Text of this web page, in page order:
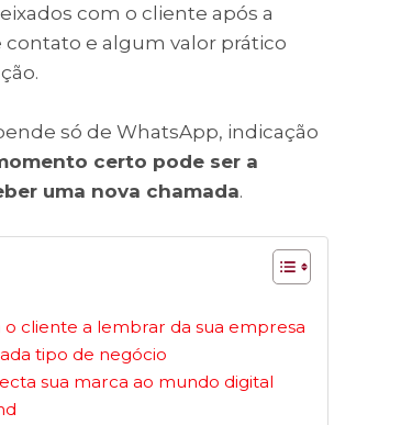
com o cliente após a
e algum valor prático
só de WhatsApp, indicação
certo pode ser a
uma nova chamada.
cliente a lembrar da sua empresa
tipo de negócio
sua marca ao mundo digital